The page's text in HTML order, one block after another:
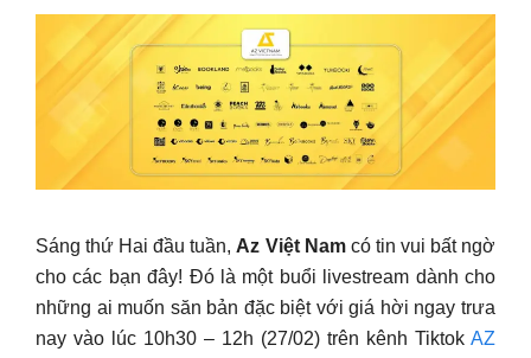
Sáng thứ Hai đầu tuần, Az Việt Nam có tin vui bất ngờ
cho các bạn đây! Đó là một buổi livestream dành cho
những ai muốn săn bản đặc biệt với giá hời ngay trưa
nay vào lúc 10h30 – 12h (27/02) trên kênh Tiktok AZ